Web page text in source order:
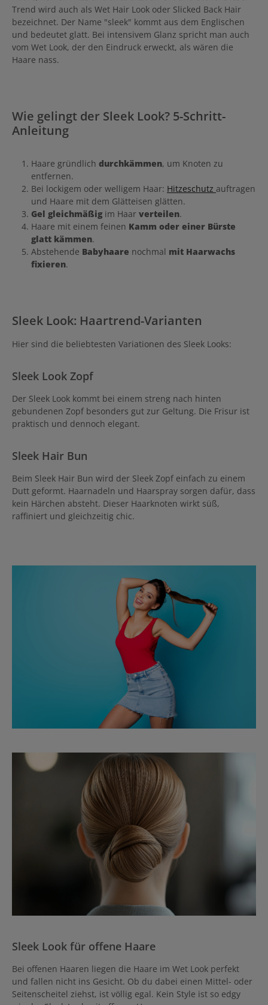
Trend wird auch als Wet Hair Look oder Slicked Back Hair
bezeichnet. Der Name "sleek" kommt aus dem Englischen
und bedeutet glatt. Bei intensivem Glanz spricht man auch
vom Wet Look, der den Eindruck erweckt, als wären die
Haare nass.
Wie gelingt der Sleek Look? 5-Schritt-
Anleitung
Haare gründlich durchkämmen, um Knoten zu
entfernen.
Bei lockigem oder welligem Haar: Hitzeschutz auftragen
und Haare mit dem Glätteisen glätten.
Gel gleichmäßig im Haar verteilen.
Haare mit einem feinen Kamm oder einer Bürste
glatt kämmen.
Abstehende Babyhaare nochmal mit Haarwachs
fixieren.
Sleek Look: Haartrend-Varianten
Hier sind die beliebtesten Variationen des Sleek Looks:
Sleek Look Zopf
Der Sleek Look kommt bei einem streng nach hinten
gebundenen Zopf besonders gut zur Geltung. Die Frisur ist
praktisch und dennoch elegant.
Sleek Hair Bun
Beim Sleek Hair Bun wird der Sleek Zopf einfach zu einem
Dutt geformt. Haarnadeln und Haarspray sorgen dafür, dass
kein Härchen absteht. Dieser Haarknoten wirkt süß,
raffiniert und gleichzeitig chic.
Sleek Look für offene Haare
Bei offenen Haaren liegen die Haare im Wet Look perfekt
und fallen nicht ins Gesicht. Ob du dabei einen Mittel- oder
Seitenscheitel ziehst, ist völlig egal. Kein Style ist so edgy